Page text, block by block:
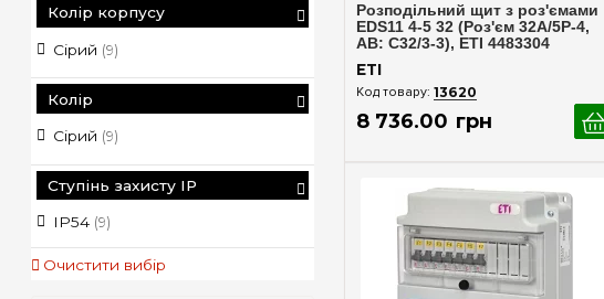
Розподільний щит з роз'ємами
EDS11 4-5 32 (Роз'єм 32A/5P-4,
АВ: C32/3-3), ETI 4483304
ETI
13620
8 736.00 грн
Колір корпусу
Сірий (9)
Колір
Сірий (9)
Ступінь захисту IP
IP54 (9)
Очистити вибір